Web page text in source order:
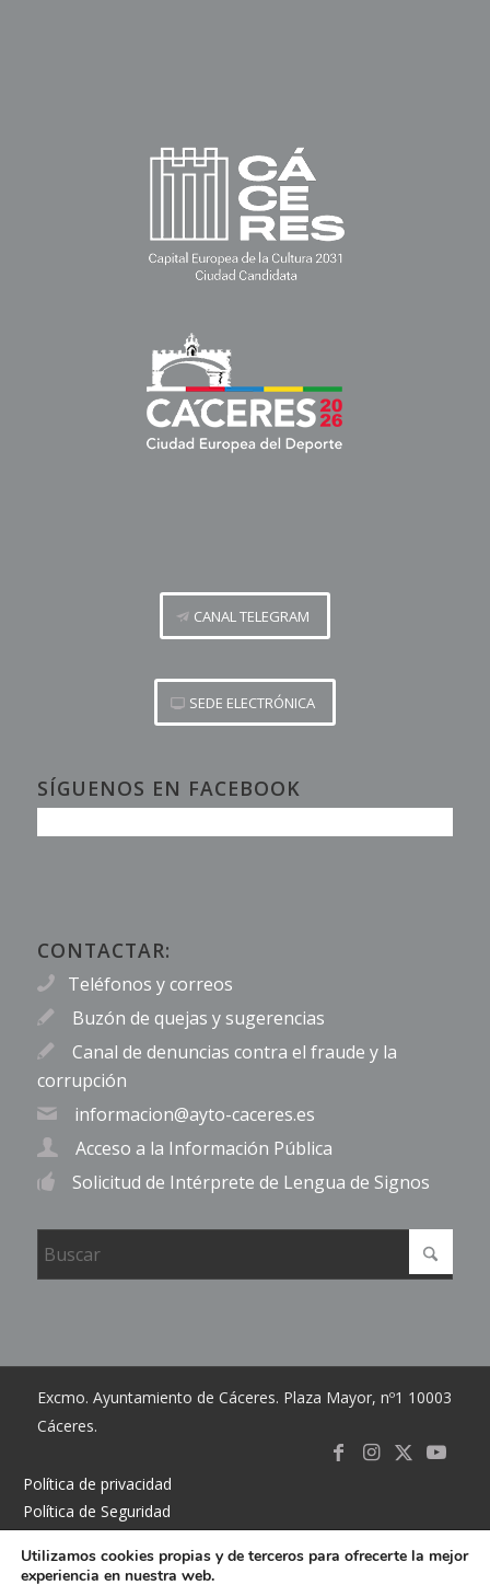
CANAL TELEGRAM
SEDE ELECTRÓNICA
SÍGUENOS EN FACEBOOK
CONTACTAR:
Teléfonos y correos
Buzón de quejas y sugerencias
Canal de denuncias contra el fraude y la
corrupción
informacion@ayto-caceres.es
Acceso a la Información Pública
Solicitud de Intérprete de Lengua de Signos
Excmo. Ayuntamiento de Cáceres. Plaza Mayor, nº1 10003
Cáceres.
Política de privacidad
Política de Seguridad
Accesibilidad
Utilizamos cookies propias y de terceros para ofrecerte la mejor
experiencia en nuestra web.